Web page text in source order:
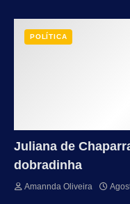
POLÍTICA
Juliana de
dobradinha
Amannda Oliveira